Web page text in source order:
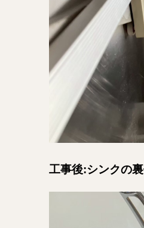
工事後:シンクの